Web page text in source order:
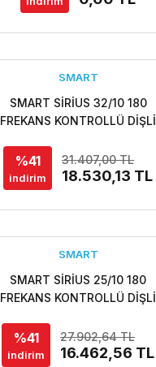
arayınız.
SMART
SMART SİRİUS 32/10 180
FREKANS KONTROLLÜ DİŞLİ
POMPASI
%41
indirim
31.407,00 TL
18.530,13 TL
SMART
SMART SİRİUS 25/10 180
FREKANS KONTROLLÜ DİŞLİ
POMPASI
%41
indirim
27.902,64 TL
16.462,56 TL